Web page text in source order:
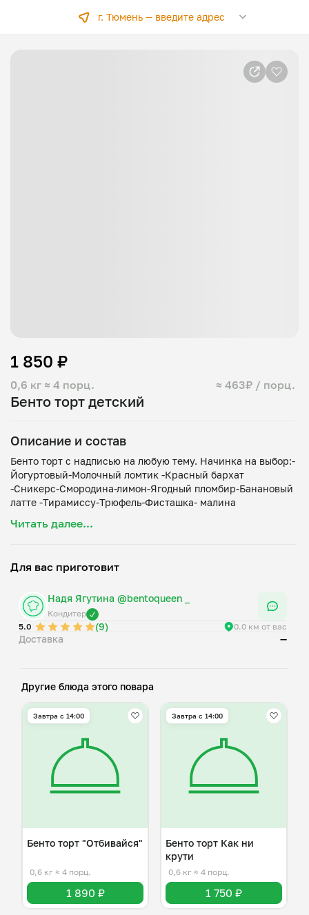
г. Тюмень — введите адрес
Бенто торт детский
0,6 кг ≈ 4 порц. ≈ 463₽ / порц.
1 850 ₽
Описание и состав
Бенто торт с надписью на любую тему. Начинка на выбор:-
Йогуртовый-Молочный ломтик -Красный бархат
-Сникерс-Смородина-лимон-Ягодный пломбир-Банановый
Читать далее...
Для вас приготовит
Надя Ягутина @bentoqueen _
Кондитер
5.0
(9) 0.0 км от вас
Доставка —
Другие блюда этого повара
Завтра c 14:00
Бенто торт "Отбивайся"
0,6 кг ≈ 4 порц.
1 890 ₽
Завтра c 14:00
Бенто торт Как ни
крути
0,6 кг ≈ 4 порц.
1 750 ₽